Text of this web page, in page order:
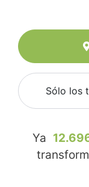
Sólo los
Ya